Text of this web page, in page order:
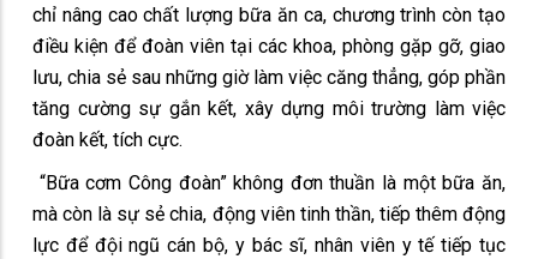
chỉ nâng cao chất lượng bữa ăn ca, chương trình còn tạo
điều kiện để đoàn viên tại các khoa, phòng gặp gỡ, giao
lưu, chia sẻ sau những giờ làm việc căng thẳng, góp phần
tăng cường sự gắn kết, xây dựng môi trường làm việc
đoàn kết, tích cực.
“Bữa cơm Công đoàn” không đơn thuần là một bữa ăn,
mà còn là sự sẻ chia, động viên tinh thần, tiếp thêm động
lực để đội ngũ cán bộ, y bác sĩ, nhân viên y tế tiếp tục